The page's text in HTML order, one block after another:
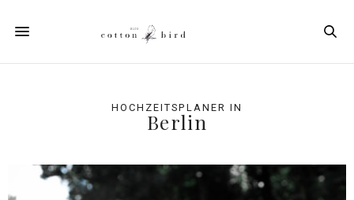
HOCHZEITSPLANER IN
Berlin